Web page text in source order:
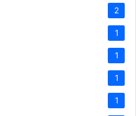
2
1
1
1
1